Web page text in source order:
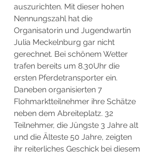
auszurichten. Mit dieser hohen
Nennungszahl hat die
Organisatorin und Jugendwartin
Julia Meckelnburg gar nicht
gerechnet. Bei schönem Wetter
trafen bereits um 8.30Uhr die
ersten Pferdetransporter ein.
Daneben organisierten 7
Flohmarktteilnehmer ihre Schätze
neben dem Abreiteplatz. 32
Teilnehmer, die Jüngste 3 Jahre alt
und die Älteste 50 Jahre, zeigten
ihr reiterliches Geschick bei diesem